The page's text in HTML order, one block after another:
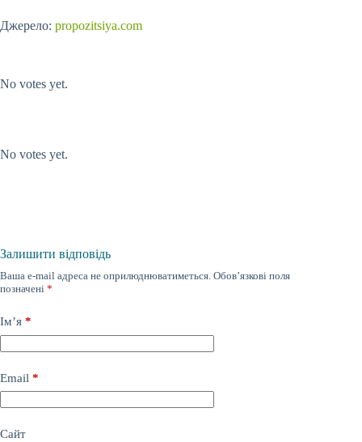
Джерело: propozitsiya.com
No votes yet.
No votes yet.
Залишити відповідь
Ваша e-mail адреса не оприлюднюватиметься. Обов’язкові поля
позначені *
Ім’я *
Email *
Сайт